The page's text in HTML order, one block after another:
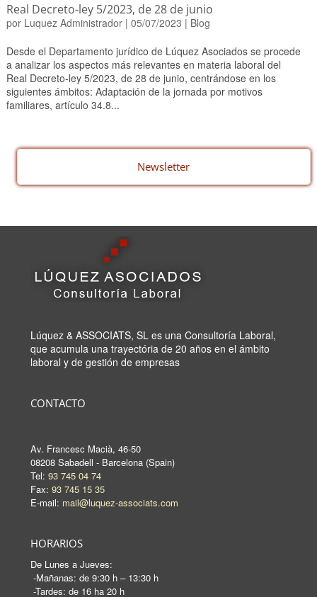
Real Decreto-ley 5/2023, de 28 de junio
por Luquez Administrador| 05/07/2023 | Blog
Desde el Departamento jurídico de Lúquez Asociados se procede
a analizar los aspectos más relevantes en materia laboral del
Real Decreto-ley 5/2023, de 28 de junio, centrándose en los
siguientes ámbitos: Adaptación de la jornada por motivos
familiares, artículo 34.8...
Newsletter
Lúquez & ASSOCIATS, SL es una Consultoría Laboral,
que acumula una trayectória de 20 años en el ámbito
laboral y de gestión de empresas
CONTACTO
Av. Francesc Macià, 46-50
08208 Sabadell - Barcelona (Spain)
Tel: 93 745 04 74
Fax: 93 745 15 35
E-mail: mail@luquez-associats.com
HORARIOS
De Lunes a Jueves:
-Mañanas: de 9:30 h – 13:30 h
-Tardes: de 16 ha 20 h